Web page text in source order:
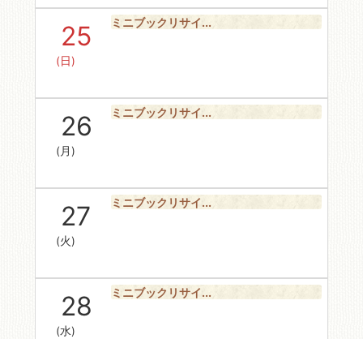
25
(日)
ミニブックリサイ...
26
(月)
ミニブックリサイ...
27
(火)
ミニブックリサイ...
28
(水)
ミニブックリサイ...